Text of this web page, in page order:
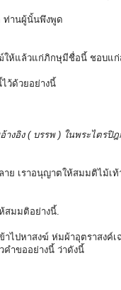
ท่านผู้นั้นพึงพูด
ให้แล้วแก่ภิกษุมีชื่อนี้ ชอบแก่
ว้ด้วยอย่างนี้
างอิง ( บรรพ ) ในพระไตรปิ
าย เราอนุญาตให้สมมติไม้เ
สมมติอย่างนี้.
ไปหาสงฆ์ ห่มผ้าอุตราสงค์เ
ำขออย่างนี้ ว่าดังนี้